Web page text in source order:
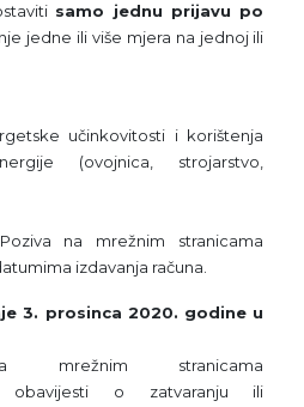
samo jednu prijavu po
jedne ili više mjera na jednoj ili
učinkovitosti i korištenja
(ovojnica, strojarstvo,
na mrežnim stranicama
izdavanja računa.
3. prosinca 2020. godine u
stranicama
obavijesti o zatvaranju ili